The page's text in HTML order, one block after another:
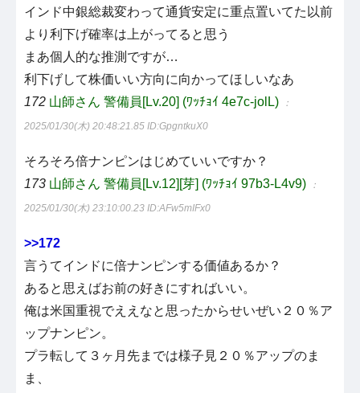
インド中銀総裁変わって通貨安定に重点置いてた以前
より利下げ確率は上がってると思う
まあ個人的な推測ですが…
利下げして株価いい方向に向かってほしいなあ
172 山師さん 警備員[Lv.20] (ﾜｯﾁｮｲ 4e7c-jolL) ：
2025/01/30(木) 20:48:21.85 ID:GpgntkuX0
そろそろ倍ナンピンはじめていいですか？
173 山師さん 警備員[Lv.12][芽] (ﾜｯﾁｮｲ 97b3-L4v9) ：
2025/01/30(木) 23:10:00.23 ID:AFw5mIFx0
>>172
言うてインドに倍ナンピンする価値あるか？
あると思えばお前の好きにすればいい。
俺は米国重視でええなと思ったからせいぜい２０％ア
ップナンピン。
プラ転して３ヶ月先までは様子見２０％アップのま
ま、